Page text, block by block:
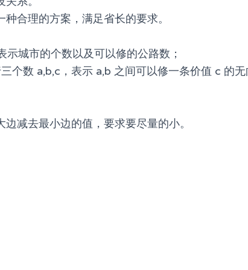
合理的方案，满足省长的要求。
城市的个数以及可以修的公路数；
个数 a,b,c，表示 a,b 之间可以修一条价值 c 的无
减去最小边的值，要求要尽量的小。